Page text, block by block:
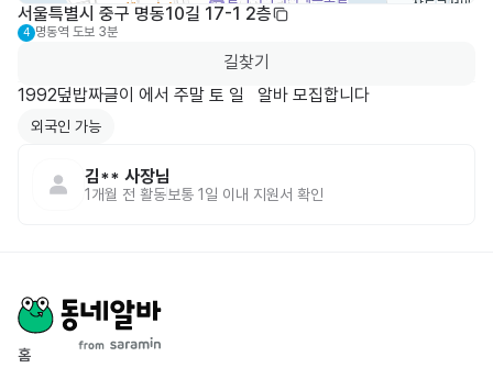
서울특별시 중구 명동10길 17-1 2층
4 명동역 도보 3분
길찾기
1992덮밥짜글이 에서 주말 토 일   알바 모집합니다
외국인 가능
김** 사장님
1개월 전 활동보통 1일 이내 지원서 확인
홈